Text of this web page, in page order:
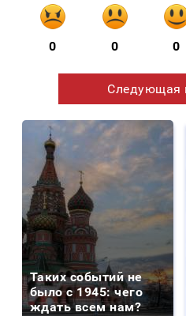
0 0 0
Следующая
Таких событий не
было с 1945: чего
ждать всем нам?